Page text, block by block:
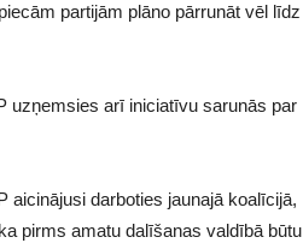
partijām plāno pārrunāt vēl līdz
uzņemsies arī iniciatīvu sarunās par
aicinājusi darboties jaunajā koalīcijā,
pirms amatu dalīšanas valdībā būtu